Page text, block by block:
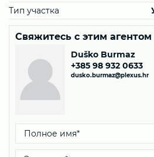
Тип участка
Свяжитесь с этим агентом
Duško Burmaz
+385 98 932 0633
dusko.burmaz@plexus.hr